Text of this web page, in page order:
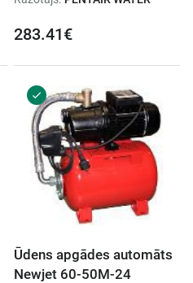
283.41€
Ūdens apgādes automāts
Newjet 60-50M-24